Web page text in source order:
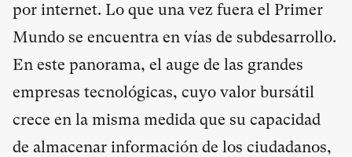
por internet. Lo que una vez fuera el Primer
Mundo se encuentra en vías de subdesarrollo.
En este panorama, el auge de las grandes
empresas tecnológicas, cuyo valor bursátil
crece en la misma medida que su capacidad
de almacenar información de los ciudadanos,